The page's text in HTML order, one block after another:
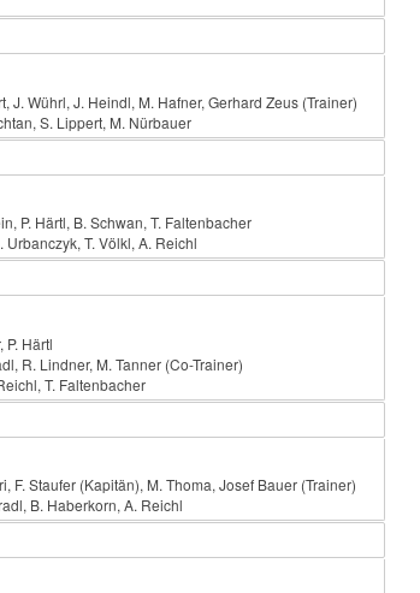
Wührl, J. Heindl, M. Hafner, Gerhard Zeus (Trainer)
S. Lippert, M. Nürbauer
P. Härtl, B. Schwan, T. Faltenbacher
T. Völkl, A. Reichl
P. Härtl
R. Lindner, M. Tanner (Co-Trainer)
T. Faltenbacher
F. Staufer (Kapitän), M. Thoma, Josef Bauer (Trainer)
B. Haberkorn, A. Reichl